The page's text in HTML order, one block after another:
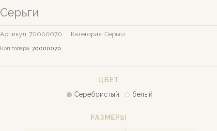
Серьги
Артикул: 70000070 Категория: Серьги
Код товара: 70000070
ЦВЕТ
Серебристый,
белый
РАЗМЕРЫ